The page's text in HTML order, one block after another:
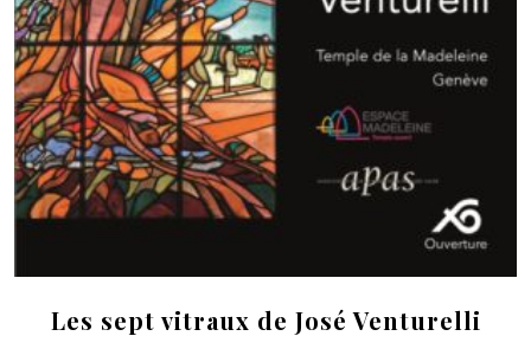
Les sept vitraux de José Venturelli